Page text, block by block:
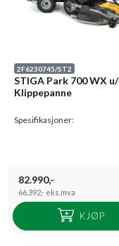
2F6230745/ST2
STIGA Park 700 WX u/
Klippepanne
Spesifikasjoner:
82.990,-
66.392,- eks.mva
KJØP